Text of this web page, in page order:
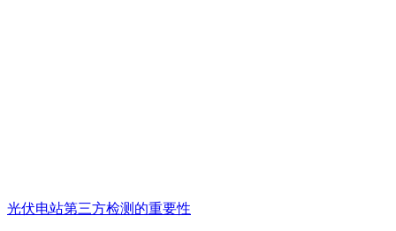
光伏电站第三方检测的重要性